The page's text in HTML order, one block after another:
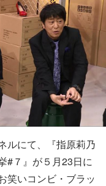
ルにて、『指原莉乃
#７』が５月23日に
笑いコンビ・ブラッ